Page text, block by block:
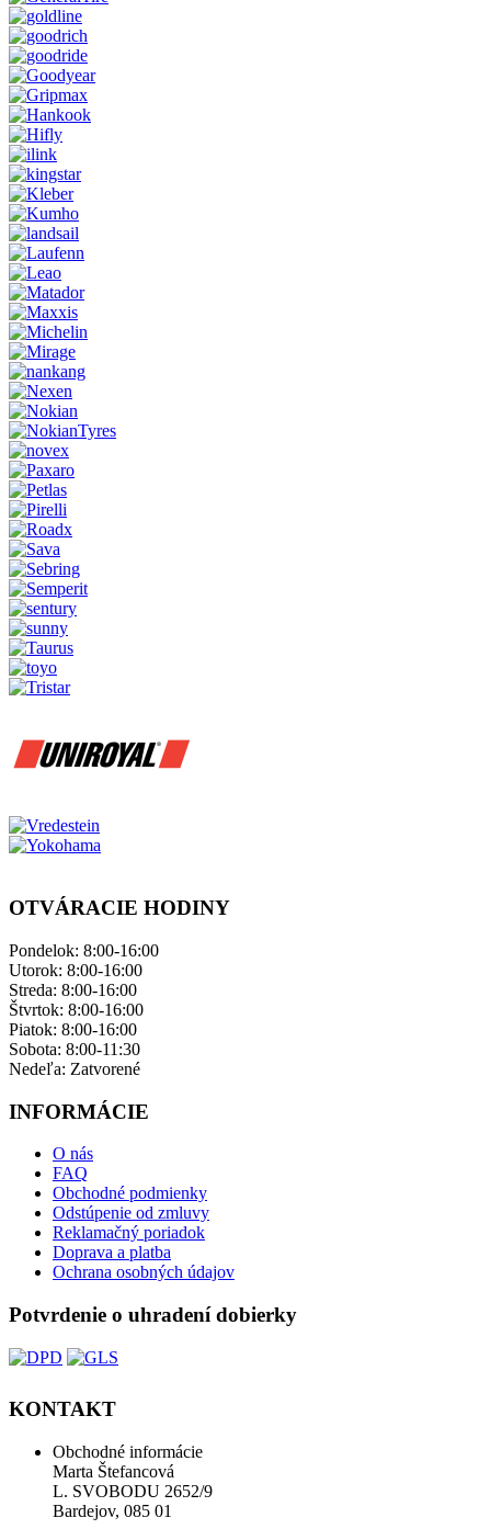
OTVÁRACIE HODINY
Pondelok: ​8:00-16:00
Utorok: 8:00-16:00
Streda: 8:00-16:00
Štvrtok: 8:00-16:00
Piatok: 8:00-16:00
Sobota: 8:00-11:30
Nedeľa: ​Zatvorené
INFORMÁCIE
O nás
FAQ
Obchodné podmienky
Odstúpenie od zmluvy
Reklamačný poriadok
Doprava a platba
Ochrana osobných údajov
Potvrdenie o uhradení dobierky
KONTAKT
Obchodné informácie
Marta Štefancová
L. SVOBODU 2652/9
Bardejov, 085 01